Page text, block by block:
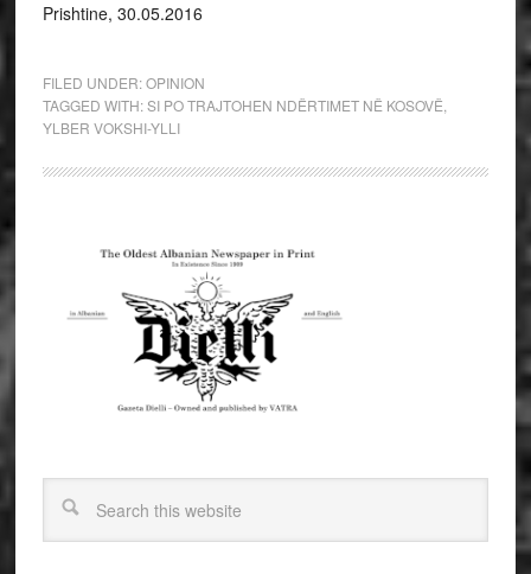
Prishtine, 30.05.2016
FILED UNDER:OPINION
TAGGED WITH:SI PO TRAJTOHEN NDËRTIMET NË KOSOVË
YLBER VOKSHI-YLLI